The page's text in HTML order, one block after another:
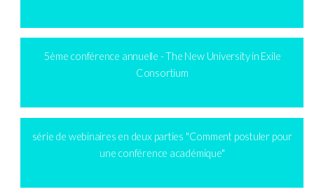
5ème conférence annuelle - The New University in Exile
Consortium
série de webinaires en deux parties "Comment postuler pour
une conférence académique"